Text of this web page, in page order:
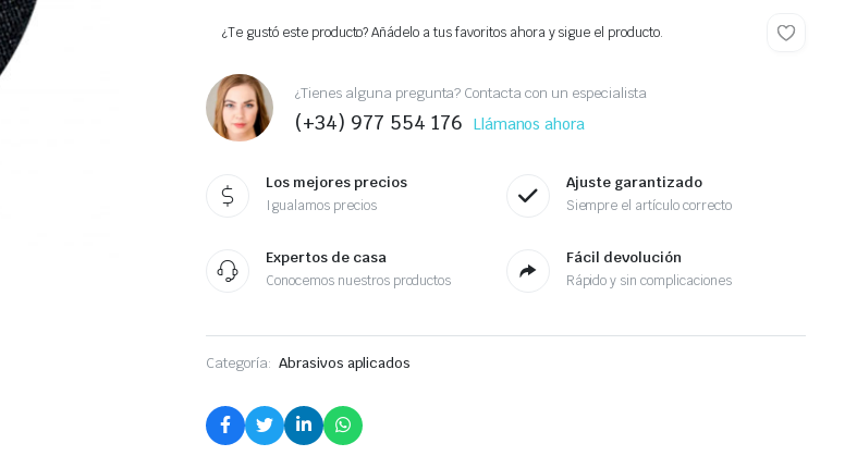
¿Te gustó este producto? Añádelo a tus favoritos ahora y sigue el producto.
¿Tienes alguna pregunta? Contacta con un especialista
(+34) 977 554 176 Llámanos ahora
Los mejores precios
Igualamos precios
Ajuste garantizado
Siempre el artículo correcto
Expertos de casa
Conocemos nuestros productos
Fácil devolución
Rápido y sin complicaciones
Categoría: Abrasivos aplicados